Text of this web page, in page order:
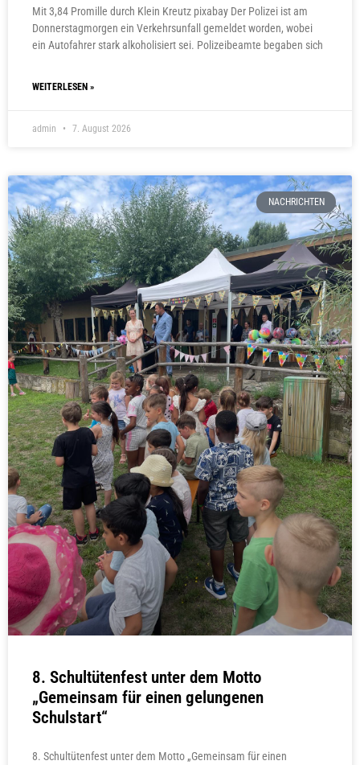
Mit 3,84 Promille durch Klein Kreutz pixabay Der Polizei ist am
Donnerstagmorgen ein Verkehrsunfall gemeldet worden, wobei
ein Autofahrer stark alkoholisiert sei. Polizeibeamte begaben sich
WEITERLESEN »
admin 7. August 2026
NACHRICHTEN
8. Schultütenfest unter dem Motto
„Gemeinsam für einen gelungenen
Schulstart“
8. Schultütenfest unter dem Motto „Gemeinsam für einen